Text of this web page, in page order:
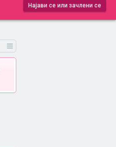
Најави се или зачлени се